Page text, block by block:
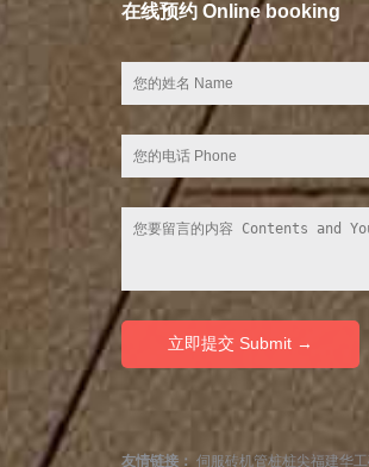
在线预约 Online booking
友情链接： 伺服砖机管桩桩尖福建华